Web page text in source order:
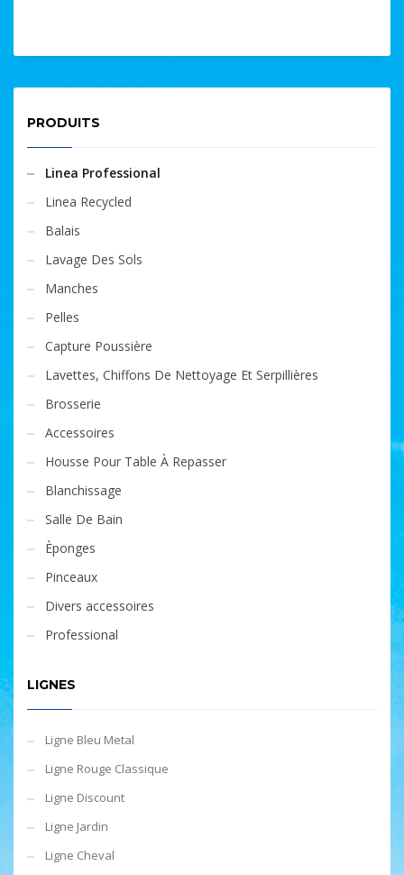
PRODUITS
Linea Professional
Linea Recycled
Balais
Lavage Des Sols
Manches
Pelles
Capture Poussière
Lavettes, Chiffons De Nettoyage Et Serpillières
Brosserie
Accessoires
Housse Pour Table À Repasser
Blanchissage
Salle De Bain
Èponges
Pinceaux
Divers accessoires
Professional
LIGNES
Ligne Bleu Metal
Ligne Rouge Classique
Ligne Discount
Ligne Jardin
Ligne Cheval